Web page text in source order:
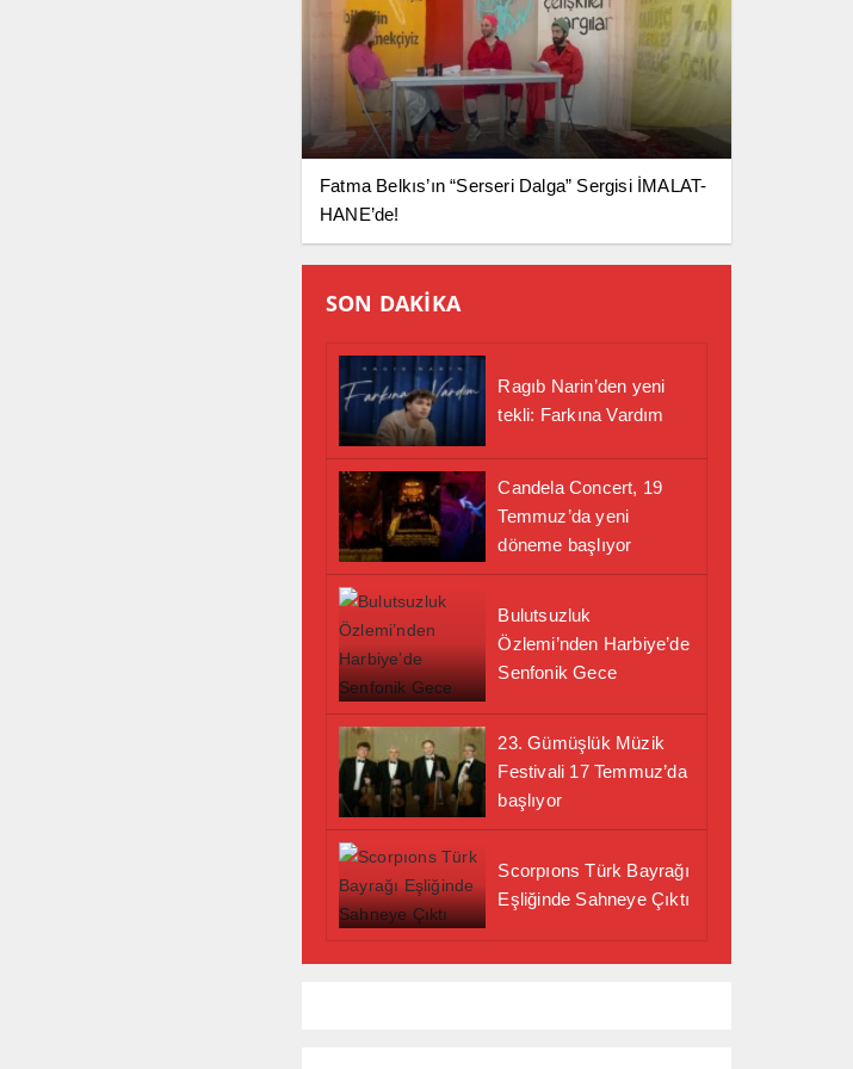
Fatma Belkıs’ın “Serseri Dalga” Sergisi İMALAT-
HANE’de!
SON DAKİKA
Ragıb Narin’den yeni
tekli: Farkına Vardım
Candela Concert, 19
Temmuz’da yeni
döneme başlıyor
Bulutsuzluk
Özlemi’nden Harbiye’de
Senfonik Gece
23. Gümüşlük Müzik
Festivali 17 Temmuz’da
başlıyor
Scorpıons Türk Bayrağı
Eşliğinde Sahneye Çıktı